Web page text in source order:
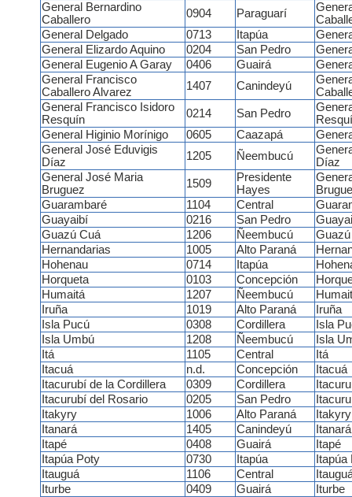
General Bernardino
Caballero
0904 Paraguarí
General Delgado
0713 Itapúa
General Elizardo Aquino
0204 San Pedro
General Eugenio A Garay
0406 Guairá
General Francisco
Caballero Alvarez
1407 Canindeyú
General Francisco Isidoro
Resquín
0214 San Pedro
General Higinio Morínigo
0605 Caazapá
General José Eduvigis
Díaz
1205 Ñeembucú
Díaz
General José Maria
Bruguez
1509
Presidente
Hayes
Guarambaré
1104 Central
Guayaibí
0216 San Pedro
Guazú Cuá
1206 Ñeembucú
Hernandarias
1005 Alto Paraná
Hohenau
0714 Itapúa
Horqueta
0103 Concepción
Humaitá
1207 Ñeembucú
Iruña
1019 Alto Paraná
Iruña
Isla Pucú
0308 Cordillera
Isla
Isla Umbú
1208 Ñeembucú
Isla
Itá
1105 Central
Itá
Itacuá
n.d. Concepción
Itacuá
Itacurubí de la Cordillera
0309 Cordillera
Itacurubí del Rosario
0205 San Pedro
Itakyry
1006 Alto Paraná
Itakyry
Itanará
1405 Canindeyú
Itanará
Itapé
0408 Guairá
Itapé
Itapúa Poty
0730 Itapúa
Itapúa
Itauguá
1106 Central
Iturbe
0409 Guairá
Iturbe